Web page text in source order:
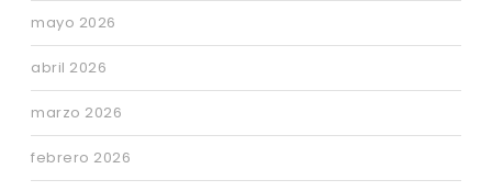
mayo 2026
abril 2026
marzo 2026
febrero 2026